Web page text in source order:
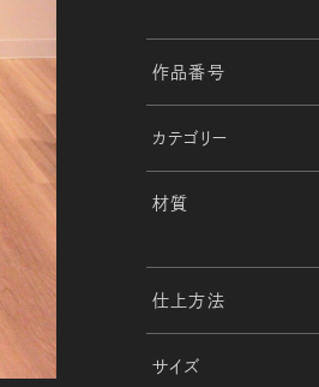
作品番号
カテゴリー
材質
仕上方法
サイズ